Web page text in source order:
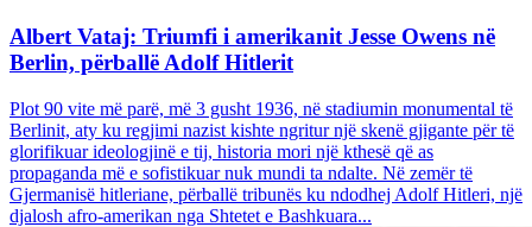
Albert Vataj: Triumfi i amerikanit Jesse Owens në
Berlin, përballë Adolf Hitlerit
Plot 90 vite më parë, më 3 gusht 1936, në stadiumin monumental të
Berlinit, aty ku regjimi nazist kishte ngritur një skenë gjigante për të
glorifikuar ideologjinë e tij, historia mori një kthesë që as
propaganda më e sofistikuar nuk mundi ta ndalte. Në zemër të
Gjermanisë hitleriane, përballë tribunës ku ndodhej Adolf Hitleri, një
djalosh afro-amerikan nga Shtetet e Bashkuara...